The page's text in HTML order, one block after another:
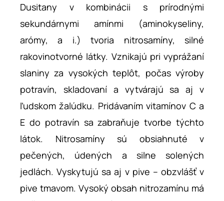
Dusitany v kombinácii s prírodnými
sekundárnymi amínmi (aminokyseliny,
arómy, a i.) tvoria nitrosamíny, silné
rakovinotvorné látky. Vznikajú pri vyprážaní
slaniny za vysokých teplôt, počas výroby
potravín, skladovaní a vytvárajú sa aj v
ľudskom žalúdku. Pridávaním vitamínov C a
E do potravín sa zabraňuje tvorbe týchto
látok. Nitrosamíny sú obsiahnuté v
pečených, údených a silne solených
jedlách. Vyskytujú sa aj v pive – obzvlášť v
pive tmavom. Vysoký obsah nitrozamínu má